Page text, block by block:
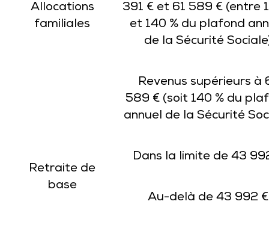
Allocations
familiales
391 € et 61 589 € (entre
et 140 % du plafond
de la Sécurité
Revenus supérieurs à
589 € (soit 140 % du
annuel de la Sécurité
Retraite de
base
Dans la limite de 43
Au-delà de 43 992 €